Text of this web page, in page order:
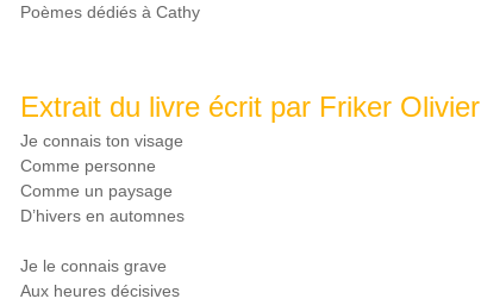
Poèmes dédiés à Cathy
Extrait du livre écrit par Friker Olivier
Je connais ton visage
Comme personne
Comme un paysage
D’hivers en automnes
Je le connais grave
Aux heures décisives